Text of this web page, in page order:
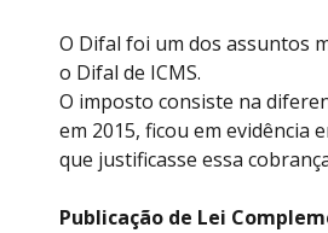
O Difal foi um dos assuntos
o Difal de ICMS.
O imposto consiste na
em 2015, ficou em evidência
que justificasse essa
Publicação de Lei